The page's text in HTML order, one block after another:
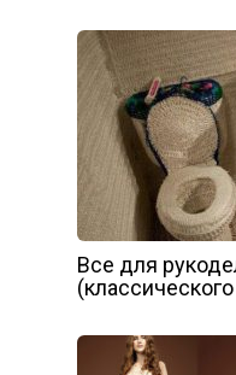
Все для